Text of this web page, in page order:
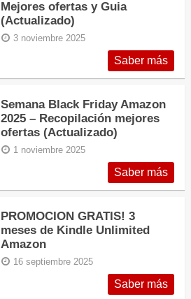
Mejores ofertas y Guia
(Actualizado)
3 noviembre 2025
Saber más
Semana Black Friday Amazon
2025 – Recopilación mejores
ofertas (Actualizado)
1 noviembre 2025
Saber más
PROMOCION GRATIS! 3
meses de Kindle Unlimited
Amazon
16 septiembre 2025
Saber más